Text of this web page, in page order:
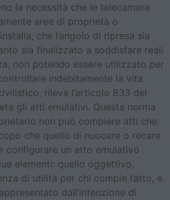
la necessità che le telecamere
aree di proprietà o
che l’angolo di ripresa sia
sia finalizzato a soddisfare reali
non potendo essere utilizzato per
indebitamente la vita
rileva l’articolo 833 del
gli atti emulativi. Questa norma
non può compiere atti che
che quello di nuocere o recare
configurare un atto emulativo
elementi: quello oggettivo,
di utilità per chi compie l’atto, e
dall’intenzione di